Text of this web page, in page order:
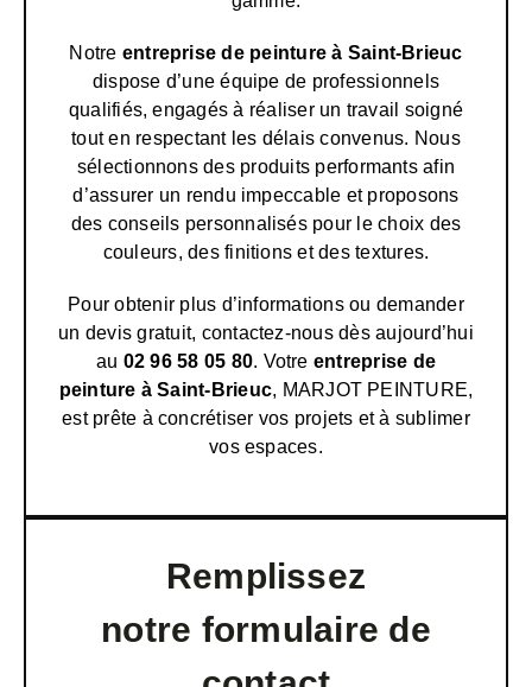
Notre entreprise de peinture à Saint-Brieuc
dispose d’une équipe de professionnels
qualifiés, engagés à réaliser un travail soigné
tout en respectant les délais convenus. Nous
sélectionnons des produits performants afin
d’assurer un rendu impeccable et proposons
des conseils personnalisés pour le choix des
couleurs, des finitions et des textures.
Pour obtenir plus d’informations ou demander
un devis gratuit, contactez-nous dès aujourd’hui
au 02 96 58 05 80. Votre entreprise de
peinture à Saint-Brieuc, MARJOT PEINTURE,
est prête à concrétiser vos projets et à sublimer
vos espaces.
Remplissez
notre formulaire de